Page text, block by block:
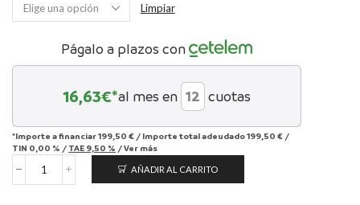
Limpiar
Págalo a plazos con
16,63€*al mes en cuotas
*Importe a financiar199,50 € / Importe total adeudado199,50 € /
TIN 0,00 % / TAE 9,50 % /Ver más
Women's
AÑADIR AL CARRITO